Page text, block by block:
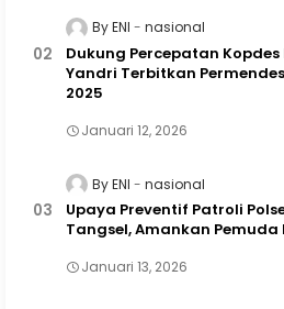
By ENI nasional
Dukung Percepatan Kopdes
Yandri Terbitkan
2025
Januari 12, 2026
By ENI nasional
Upaya Preventif Patroli
Tangsel, Amankan
Januari 13, 2026